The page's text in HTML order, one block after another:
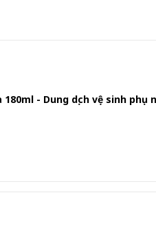
- Dung dịch vệ sinh phụ